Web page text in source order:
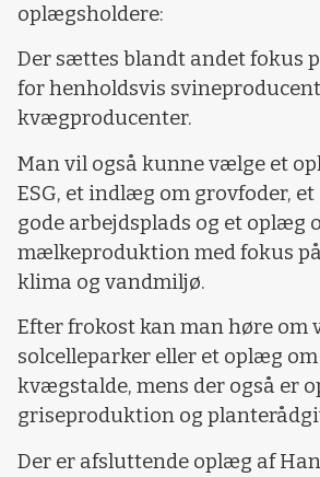
oplægsholdere:
Der sættes blandt andet fokus
for henholdsvis
kvægproducenter.
Man vil også kunne vælge et
ESG, et indlæg om grovfoder,
gode arbejdsplads og et oplæg
mælkeproduktion med fokus
klima og vandmiljø.
Efter frokost kan man høre om
solcelleparker eller et oplæg
kvægstalde, mens der også er
griseproduktion og
Der er afsluttende oplæg af